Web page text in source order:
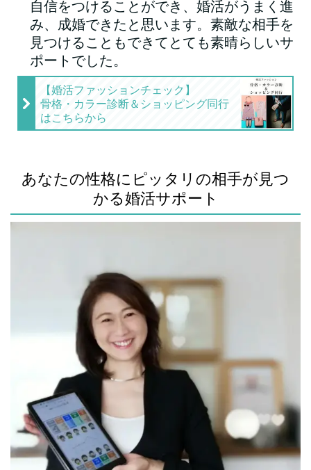
自信をつけることができ、婚活がうまく進
み、成婚できたと思います。素敵な相手を
見つけることもできてとても素晴らしいサ
ポートでした。
【婚活ファッションチェック】
骨格・カラー診断＆ショッピング同行
はこちらから
あなたの性格にピッタリの相手が見つ
かる婚活サポート